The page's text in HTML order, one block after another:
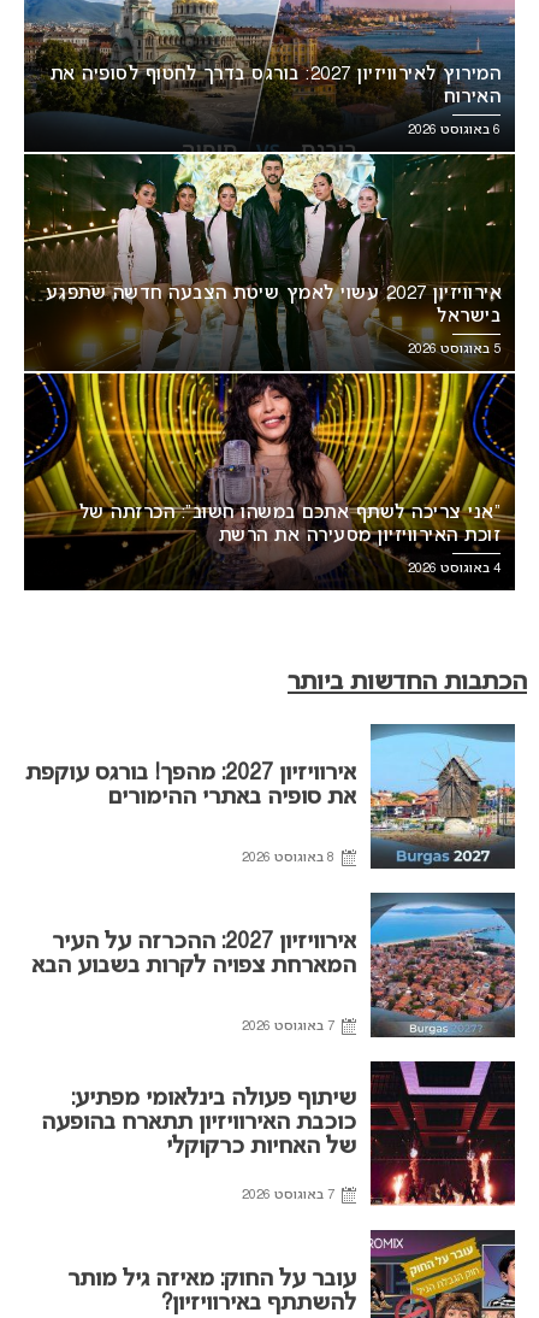
המירוץ לאירוויזיון 2027: בורגס בדרך לחטוף לסופיה את
האירוח
6 באוגוסט 2026
אירוויזיון 2027 עשוי לאמץ שיטת הצבעה חדשה שתפגע
בישראל
5 באוגוסט 2026
“אני צריכה לשתף אתכם במשהו חשוב”: הכרזתה של
זוכת האירוויזיון מסעירה את הרשת
4 באוגוסט 2026
הכתבות החדשות ביותר
אירוויזיון 2027: מהפך! בורגס עוקפת
את סופיה באתרי ההימורים
8 באוגוסט 2026
אירוויזיון 2027: ההכרזה על העיר
המארחת צפויה לקרות בשבוע הבא
7 באוגוסט 2026
שיתוף פעולה בינלאומי מפתיע:
כוכבת האירוויזיון תתארח בהופעה
של האחיות כרקוקלי
7 באוגוסט 2026
עובר על החוק: מאיזה גיל מותר
להשתתף באירוויזיון?